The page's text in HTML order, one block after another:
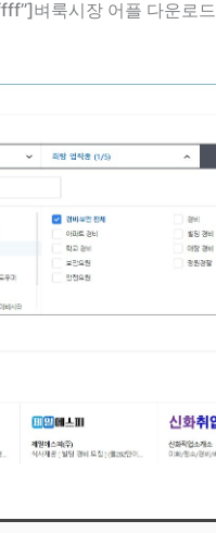
벼룩시장 어플 다운로드